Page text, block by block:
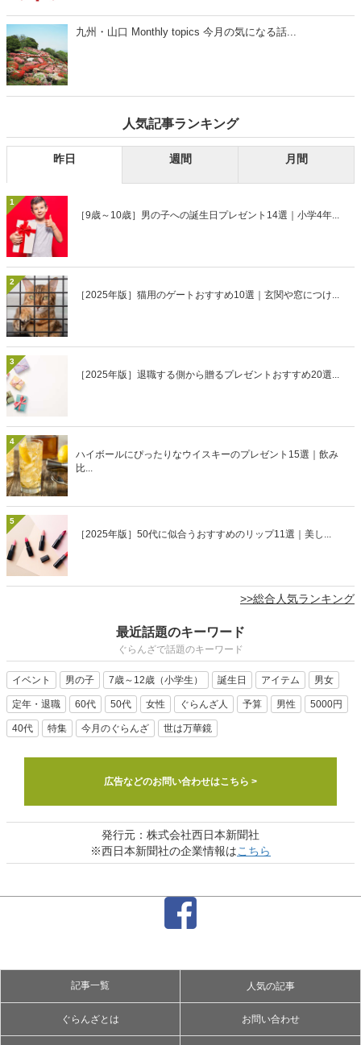
九州・山口 Monthly topics 今月の気になる話...
人気記事ランキング
昨日 週間 月間
1
［9歳～10歳］男の子への誕生日プレゼント14選｜小学4年...
2
［2025年版］猫用のゲートおすすめ10選｜玄関や窓につけ...
3
［2025年版］退職する側から贈るプレゼントおすすめ20選...
4
ハイボールにぴったりなウイスキーのプレゼント15選｜飲み
比...
5
［2025年版］50代に似合うおすすめのリップ11選｜美し...
>>総合人気ランキング
最近話題のキーワード
ぐらんざで話題のキーワード
イベント 男の子 7歳～12歳（小学生） 誕生日 アイテム 男女
定年・退職 60代 50代 女性 ぐらんざ人 予算 男性 5000円
40代 特集 今月のぐらんざ 世は万華鏡
広告などのお問い合わせはこちら >
発行元：株式会社西日本新聞社
※西日本新聞社の企業情報はこちら
記事一覧 人気の記事
ぐらんざとは お問い合わせ